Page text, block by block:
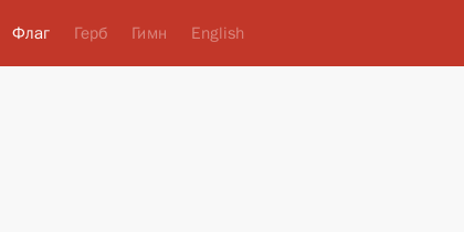
Флаг Герб Гимн English